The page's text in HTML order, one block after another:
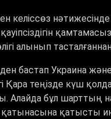
келіссөз
алынып
бастап Украина және
Қара теңізде күш
Алайда бұл
қатынасына қатысты